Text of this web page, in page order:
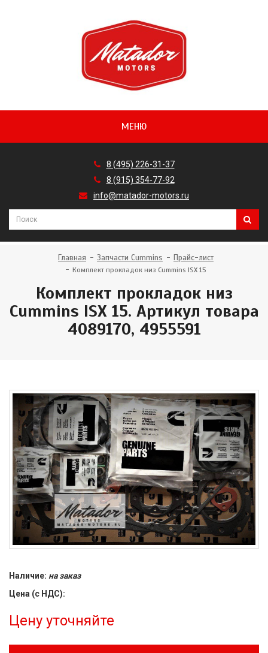
МЕНЮ
8 (495) 226-31-37
8 (915) 354-77-92
info@matador-motors.ru
Главная Запчасти Cummins Прайс-лист
Комплект прокладок низ Cummins ISX 15
Комплект прокладок низ
Cummins ISX 15. Артикул товара
4089170, 4955591
Наличие: на заказ
Цена (с НДС):
Цену уточняйте